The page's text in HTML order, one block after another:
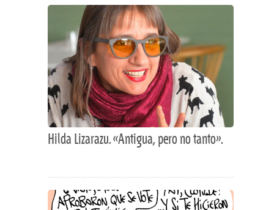
Hilda Lizarazu. «Antigua, pero no tanto».